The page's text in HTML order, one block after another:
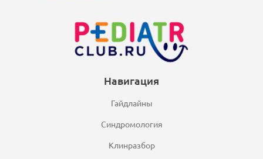
Навигация
Гайдлайны
Синдромология
Клинразбор